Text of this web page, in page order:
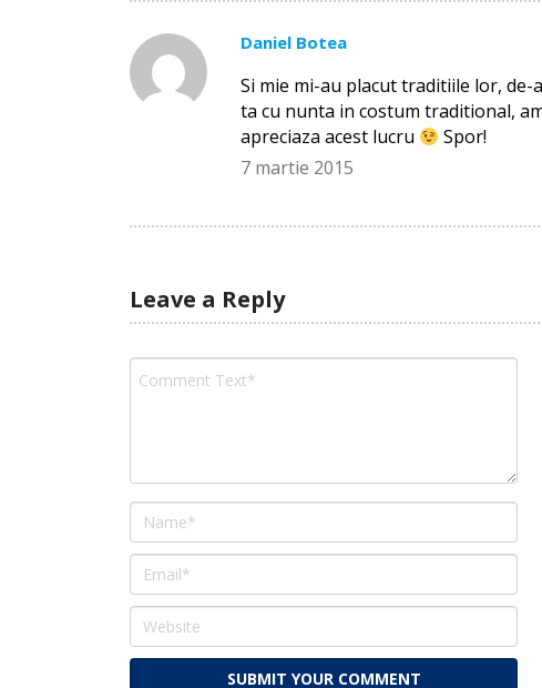
Daniel Botea
Si mie mi-au placut traditiile lor, de-
ta cu nunta in costum traditional,
apreciaza acest lucru
Spor!
7 martie 2015
Leave a Reply